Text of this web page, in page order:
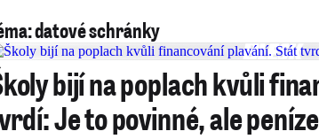
datové schránky
bijí na poplach kvůli
Je to povinné, ale